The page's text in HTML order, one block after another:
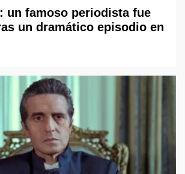
un famoso periodista fue
un dramático episodio en